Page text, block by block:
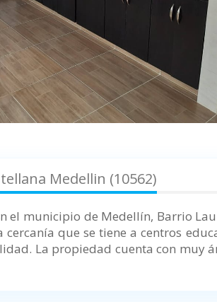
Medellin (10562)
el municipio de Medellín, Barrio
que se tiene a centros
La propiedad cuenta con muy